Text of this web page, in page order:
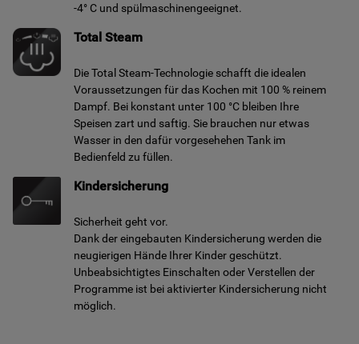
-4° C und spülmaschinengeeignet.
Total Steam
Die Total Steam-Technologie schafft die idealen
Voraussetzungen für das Kochen mit 100 % reinem
Dampf. Bei konstant unter 100 °C bleiben Ihre
Speisen zart und saftig. Sie brauchen nur etwas
Wasser in den dafür vorgesehehen Tank im
Bedienfeld zu füllen.
Kindersicherung
Sicherheit geht vor.
Dank der eingebauten Kindersicherung werden die
neugierigen Hände Ihrer Kinder geschützt.
Unbeabsichtigtes Einschalten oder Verstellen der
Programme ist bei aktivierter Kindersicherung nicht
möglich.